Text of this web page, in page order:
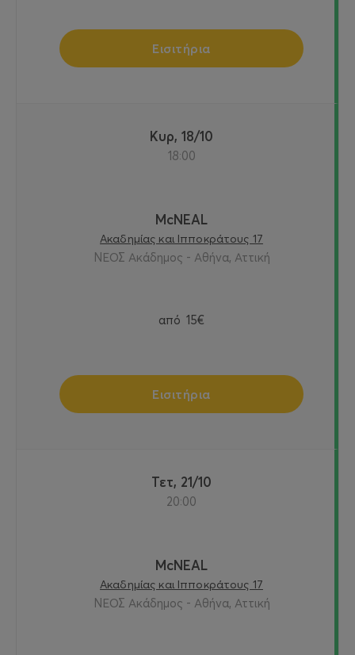
Εισιτήρια
Κυρ, 18/10
18:00
McNEAL
Ακαδημίας και Ιπποκράτους 17
ΝΕΟΣ Ακάδημος - Αθήνα, Αττική
από 15€
Εισιτήρια
Τετ, 21/10
20:00
McNEAL
Ακαδημίας και Ιπποκράτους 17
ΝΕΟΣ Ακάδημος - Αθήνα, Αττική